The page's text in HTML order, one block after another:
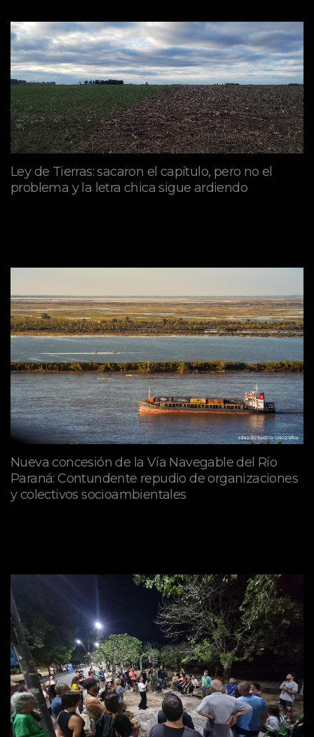
Ley de Tierras: sacaron el capítulo, pero no el
problema y la letra chica sigue ardiendo
Nueva concesión de la Vía Navegable del Río
Paraná: Contundente repudio de organizaciones
y colectivos socioambientales